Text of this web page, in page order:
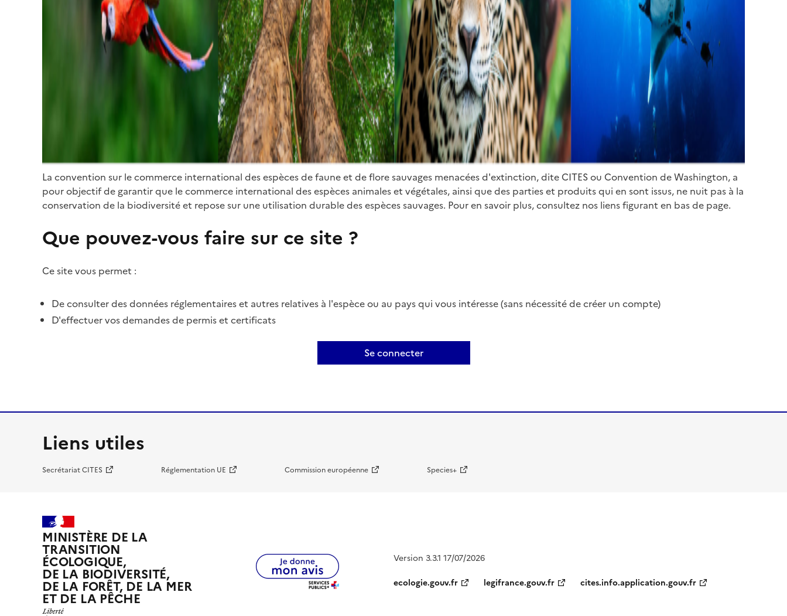
La convention sur le commerce international des espèces de faune et de flore sauvages menacées d'extinction, dite CITES ou Convention de Washington, a
pour objectif de garantir que le commerce international des espèces animales et végétales, ainsi que des parties et produits qui en sont issus, ne nuit pas à la
conservation de la biodiversité et repose sur une utilisation durable des espèces sauvages. Pour en savoir plus, consultez nos liens figurant en bas de page.
Que pouvez-vous faire sur ce site ?
Ce site vous permet :
De consulter des données réglementaires et autres relatives à l'espèce ou au pays qui vous intéresse (sans nécessité de créer un compte)
D'effectuer vos demandes de permis et certificats
Se connecter
Liens utiles
Secrétariat CITES Réglementation UE Commission européenne Species+
MINISTÈRE DE LA
TRANSITION
ÉCOLOGIQUE,
DE LA BIODIVERSITÉ,
DE LA FORÊT, DE LA MER
ET DE LA PÊCHE
Version 3.3.1 17/07/2026
ecologie.gouv.fr
legifrance.gouv.fr cites.info.application.gouv.fr